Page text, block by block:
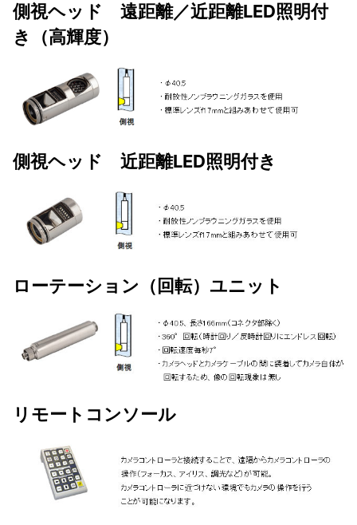
側視ヘッド 遠距離／近距離LED照明付
き（高輝度）
側視ヘッド 近距離LED照明付き
ローテーション（回転）ユニット
リモートコンソール